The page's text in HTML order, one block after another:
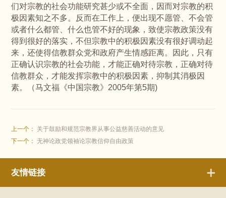
们对宗教的社会功能研究甚少或不全面，因而对宗教的积
极因素知之不多。反而在工作上，便出现不愿管、不会管
或者什么都管、什么也管不好的现象，致使宗教政策没有
得到很好的落实，不但宗教中的积极因素没有很好调动起
来，还使得信教群众党和政府产生情感距离。因此，只有
正确认识宗教的社会功能，才能正确对待宗教，正确对待
信教群众，才能发挥宗教中的积极因素，抑制其消极因
素。（马文福《中国宗教》2005年第5期)
上一个： 关于鼓励和规范宗教界从事公益慈善活动的意见
下一个：无神论政党领袖论宗教信仰自由政策
友情链接